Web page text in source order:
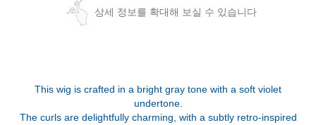
상세 정보를 확대해 보실 수 있습니다
This wig is crafted in a bright gray tone with a soft violet
undertone.
The curls are delightfully charming, with a subtly retro-inspired